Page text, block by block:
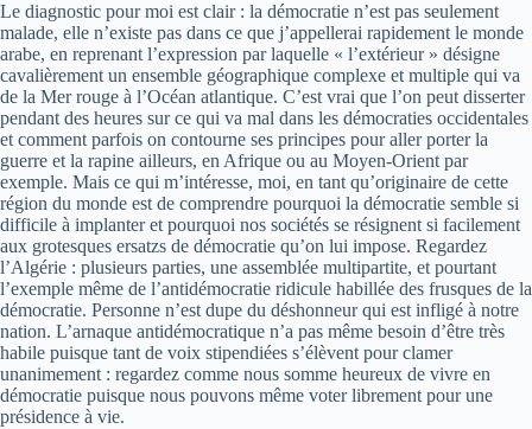
Le diagnostic pour moi est clair : la démocratie n’est pas seulement
malade, elle n’existe pas dans ce que j’appellerai rapidement le monde
arabe, en reprenant l’expression par laquelle « l’extérieur » désigne
cavalièrement un ensemble géographique complexe et multiple qui va
de la Mer rouge à l’Océan atlantique. C’est vrai que l’on peut disserter
pendant des heures sur ce qui va mal dans les démocraties occidentales
et comment parfois on contourne ses principes pour aller porter la
guerre et la rapine ailleurs, en Afrique ou au Moyen-Orient par
exemple. Mais ce qui m’intéresse, moi, en tant qu’originaire de cette
région du monde est de comprendre pourquoi la démocratie semble si
difficile à implanter et pourquoi nos sociétés se résignent si facilement
aux grotesques ersatzs de démocratie qu’on lui impose. Regardez
l’Algérie : plusieurs parties, une assemblée multipartite, et pourtant
l’exemple même de l’antidémocratie ridicule habillée des frusques de la
démocratie. Personne n’est dupe du déshonneur qui est infligé à notre
nation. L’arnaque antidémocratique n’a pas même besoin d’être très
habile puisque tant de voix stipendiées s’élèvent pour clamer
unanimement : regardez comme nous somme heureux de vivre en
démocratie puisque nous pouvons même voter librement pour une
présidence à vie.